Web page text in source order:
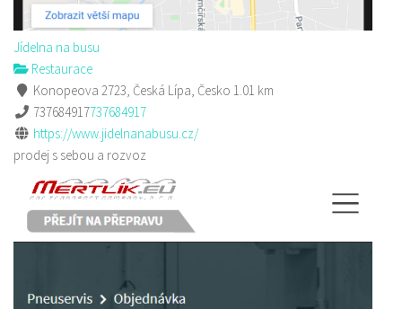
Jídelna na busu
Restaurace
Konopeova 2723, Česká Lípa, Česko 1.01 km
737684917737684917
https://www.jidelnanabusu.cz/
prodej s sebou a rozvoz